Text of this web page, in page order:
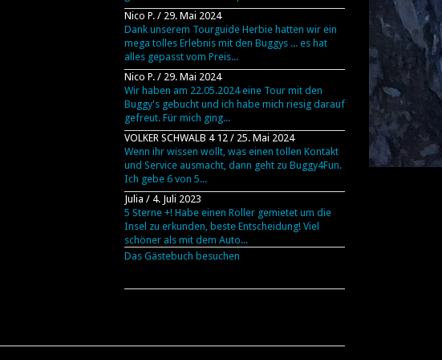
Nico P./ 29. Mai 2024
Dank unserem Tourguide Herbie hatten wir ein
mega tolles Erlebnis mit den Buggys ... es hat
alles gepasst vom Preis...
Nico P./ 29. Mai 2024
Wir haben am 22.05.2024 eine Tour mit den
Buggy's gebucht und ich habe mich riesig darauf
gefreut. Für mich ging...
VOLKER SCHWALB 4 12/ 25. Mai 2024
Wenn ihr wissen wollt, was einen tollen Kontakt
und Service ausmacht, dann geht zu Buggy4Fun.
Ich gebe 6 von 5...
Julia / 4. Juli 2023
5 Sterne +! Habe einen Roller gemietet um die
Insel zu erkunden, beste Entscheidung! Viel
schöner als mit dem Auto...
Das Gästebuch besuchen